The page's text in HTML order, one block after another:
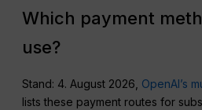
Which payment
use?
Stand: 4. August 2026, OpenAI’s
lists these payment routes for